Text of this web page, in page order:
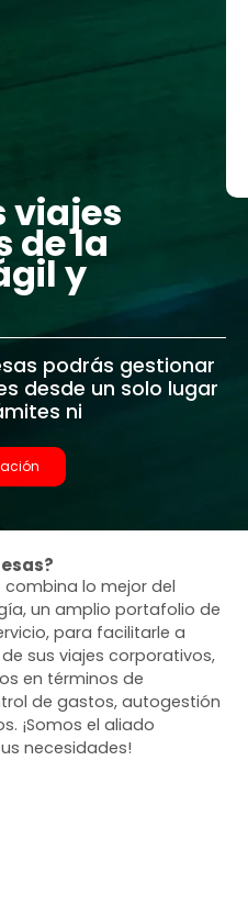
viajes
de la
y
podrás gestionar
desde un solo lugar
ni
combina lo mejor del
un amplio portafolio de
para facilitarle a
sus viajes corporativos,
en términos de
de gastos, autogestión
¡Somos el aliado
necesidades!